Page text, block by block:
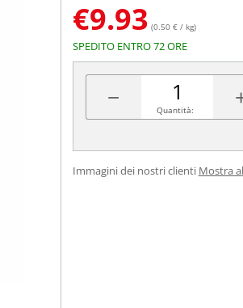
€9.93 (0.50 € / kg)
SPEDITO ENTRO 72 ORE
− Quantità:
Immagini dei nostri clienti Mostra